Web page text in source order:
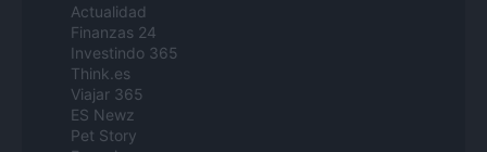
Actualidad
Finanzas 24
Investindo 365
Think.es
Viajar 365
ES Newz
Pet Story